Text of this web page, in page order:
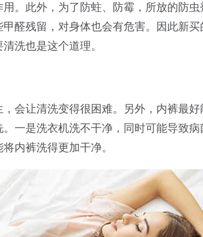
。此外，为了防蛀、防霉，所放的防
醛残留，对身体也会有危害。因此新
洗也是这个道理。
会让清洗变得很困难。另外，内裤最
一是洗衣机洗不干净，同时可能导致
内裤洗得更加干净。